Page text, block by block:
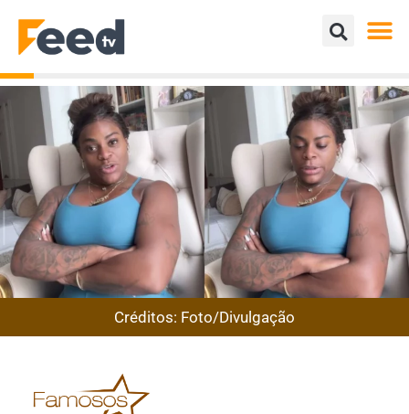
Créditos: Foto/Divulgação